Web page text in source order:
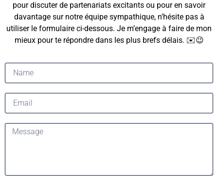
pour discuter de partenariats excitants ou pour en savoir
davantage sur notre équipe sympathique, n’hésite pas à
utiliser le formulaire ci-dessous. Je m’engage à faire de mon
mieux pour te répondre dans les plus brefs délais. ✉️😉